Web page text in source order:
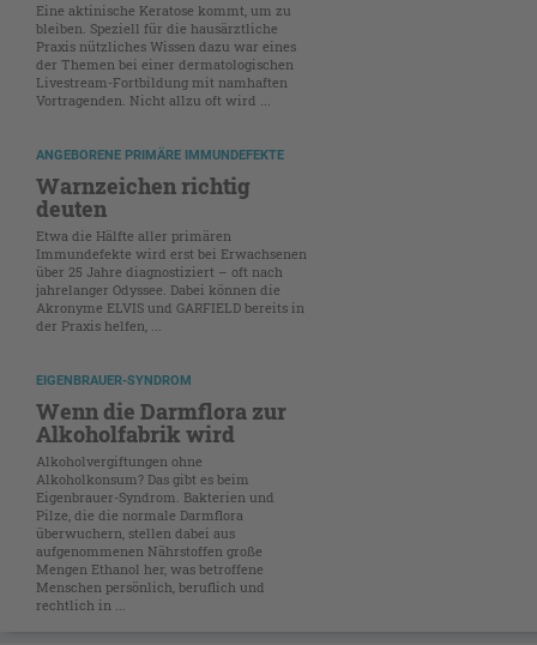
Eine aktinische Keratose kommt, um zu
bleiben. Speziell für die hausärztliche
Praxis nützliches Wissen dazu war eines
der Themen bei einer dermatologischen
Livestream-Fortbildung mit namhaften
Vortragenden. Nicht allzu oft wird ...
ANGEBORENE PRIMÄRE IMMUNDEFEKTE
Warnzeichen richtig
deuten
Etwa die Hälfte aller primären
Immundefekte wird erst bei Erwachsenen
über 25 Jahre diagnostiziert – oft nach
jahrelanger Odyssee. Dabei können die
Akronyme ELVIS und GARFIELD bereits in
der Praxis helfen, ...
EIGENBRAUER-SYNDROM
Wenn die Darmflora zur
Alkoholfabrik wird
Alkoholvergiftungen ohne
Alkoholkonsum? Das gibt es beim
Eigenbrauer-Syndrom. Bakterien und
Pilze, die die normale Darmflora
überwuchern, stellen dabei aus
aufgenommenen Nährstoffen große
Mengen Ethanol her, was betroffene
Menschen persönlich, beruflich und
rechtlich in ...